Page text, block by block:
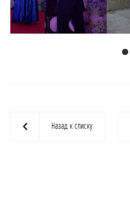
Назад к списку